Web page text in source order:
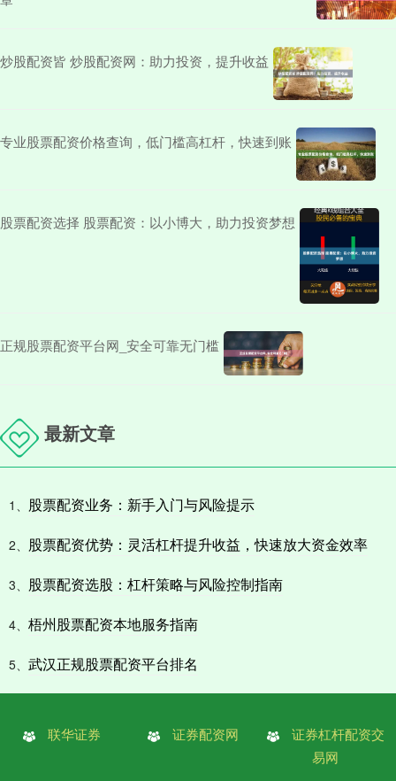
炒股配资皆 炒股配资网：助力投资，提升收益
专业股票配资价格查询，低门槛高杠杆，快速到账
股票配资选择 股票配资：以小博大，助力投资梦想
正规股票配资平台网_安全可靠无门槛
最新文章
1、 股票配资业务：新手入门与风险提示
2、 股票配资优势：灵活杠杆提升收益，快速放大资金效率
3、 股票配资选股：杠杆策略与风险控制指南
4、 梧州股票配资本地服务指南
5、 武汉正规股票配资平台排名
联华证券 证券配资网
证券杠杆配资交
易网